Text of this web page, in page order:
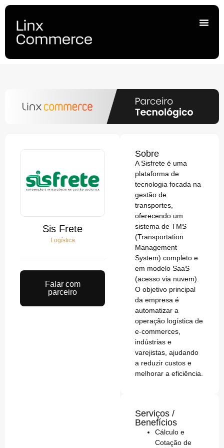
Sis Frete
Logística
Falar com
parceiro
Sobre
A Sisfrete é uma
plataforma de
tecnologia focada na
gestão de
transportes,
oferecendo um
sistema de TMS
(Transportation
Management
System) completo e
em modelo SaaS
(acesso via nuvem).
O objetivo principal
da empresa é
automatizar a
operação logística de
e-commerces,
indústrias e
varejistas, ajudando
a reduzir custos e
melhorar a eficiência.
Serviços /
Benefícios
Cálculo e
Cotação de